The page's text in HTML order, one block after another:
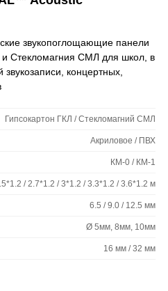
звукопоглощающие панели
и Стекломагния СМЛ для школ, в
концертных,
Гипсокартон ГКЛ / Стекломагний СМЛ
Акриловое / ПВХ
КМ-0 / КМ-1
/ 2.7*1.2 / 3*1.2 / 3.3*1.2 / 3.6*1.2 м
6.5 / 9.0 / 12.5 мм
Ø 5мм, 8мм, 10мм
16 мм / 32 мм